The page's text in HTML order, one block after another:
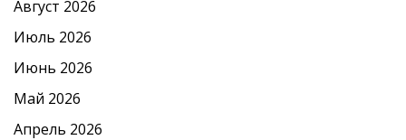
Август 2026
Июль 2026
Июнь 2026
Май 2026
Апрель 2026